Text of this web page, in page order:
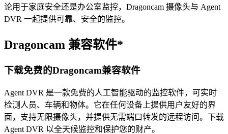
论用于家庭安全还是办公室监控，Dragoncam 摄像头与 Agent
DVR 一起提供可靠、安全的监控。
Dragoncam 兼容软件*
下载免费的Dragoncam兼容软件
Agent DVR 是一款免费的人工智能驱动的监控软件，可实时
检测人员、车辆和物体。它在任何设备上提供用户友好的界
面，支持无限摄像头，并提供无需端口转发的远程访问。下载
Agent DVR 以全天候监控和保护您的财产。